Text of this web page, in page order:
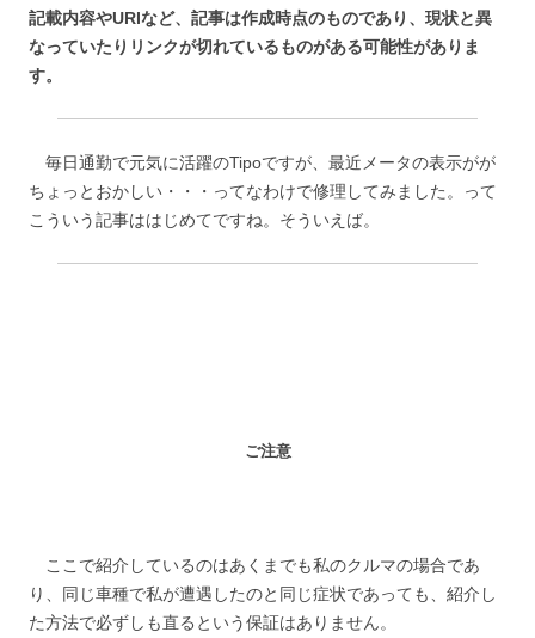
記載内容やURIなど、記事は作成時点のものであり、現状と異
なっていたりリンクが切れているものがある可能性がありま
す。
毎日通勤で元気に活躍のTipoですが、最近メータの表示がが
ちょっとおかしい・・・ってなわけで修理してみました。って
こういう記事ははじめてですね。そういえば。
ご注意
ここで紹介しているのはあくまでも私のクルマの場合であ
り、同じ車種で私が遭遇したのと同じ症状であっても、紹介し
た方法で必ずしも直るという保証はありません。